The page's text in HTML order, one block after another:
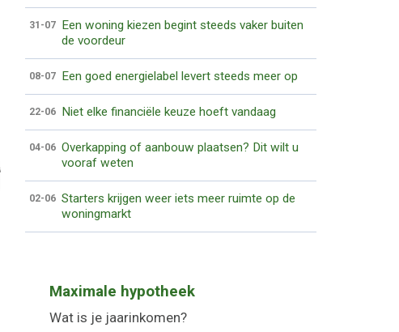
31-07 Een woning kiezen begint steeds vaker buiten
de voordeur
08-07 Een goed energielabel levert steeds meer op
22-06 Niet elke financiële keuze hoeft vandaag
04-06 Overkapping of aanbouw plaatsen? Dit wilt u
vooraf weten
02-06 Starters krijgen weer iets meer ruimte op de
woningmarkt
Maximale hypotheek
Wat is je jaarinkomen?